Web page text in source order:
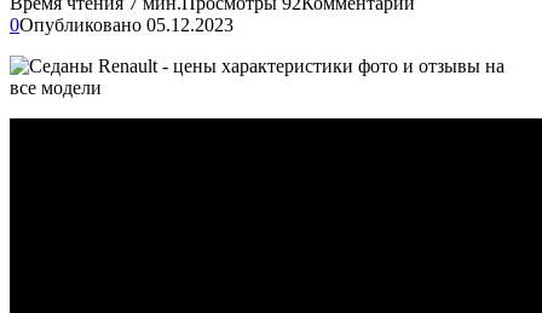
0Опубликовано 05.12.2023